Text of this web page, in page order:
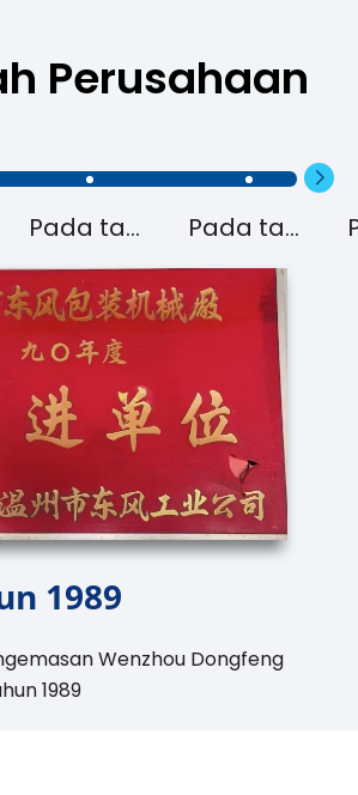
Perusahaan
Pada tahun 1990 Pada tahun 1995
1989
Wenzhou Dongfeng
1989